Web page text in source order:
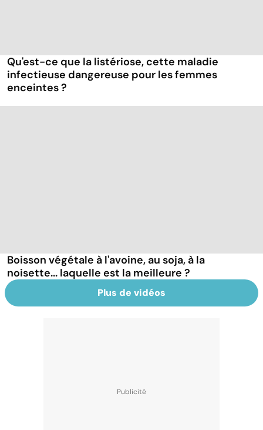
Qu'est-ce que la listériose, cette maladie
infectieuse dangereuse pour les femmes
enceintes ?
Boisson végétale à l'avoine, au soja, à la
noisette... laquelle est la meilleure ?
Plus de vidéos